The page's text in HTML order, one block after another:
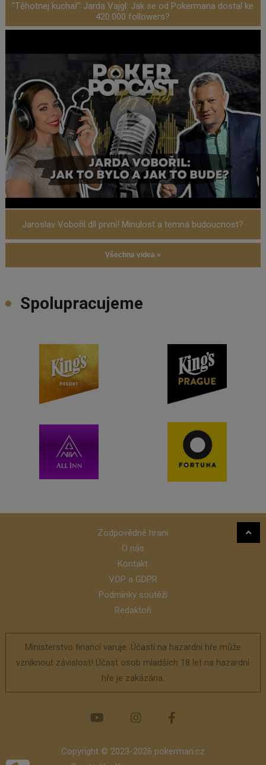
"Těhotnej kuchař" Jarda Vajgl: Jak se od Pokermana dostal ke
420.000 followers?
Jaroslav Vobořil díl první! Minulost a temná budoucnost?
Všechna videa »
Spolupracujeme
Zodpovědné hraní
O nás
Kontakt
VOP a GDPR
Podmínky soutěží
Redaktoři
Ministerstvo financí varuje: Účastí na hazardní hře může
vzniknout závislost! Účast osob mladších 18 let na hazardní
hře je zakázána.
Copyright © 2023-2026 pokerman.cz